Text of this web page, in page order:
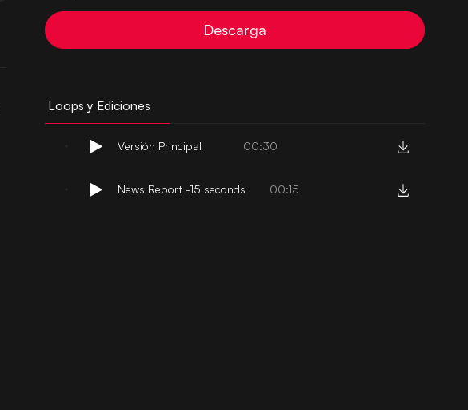
Descarga
Loops y Ediciones
Versión Principal 00:30
News Report -15 seconds 00:15